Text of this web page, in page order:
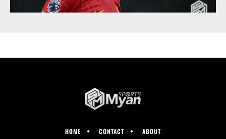
HOME CONTACT ABOUT